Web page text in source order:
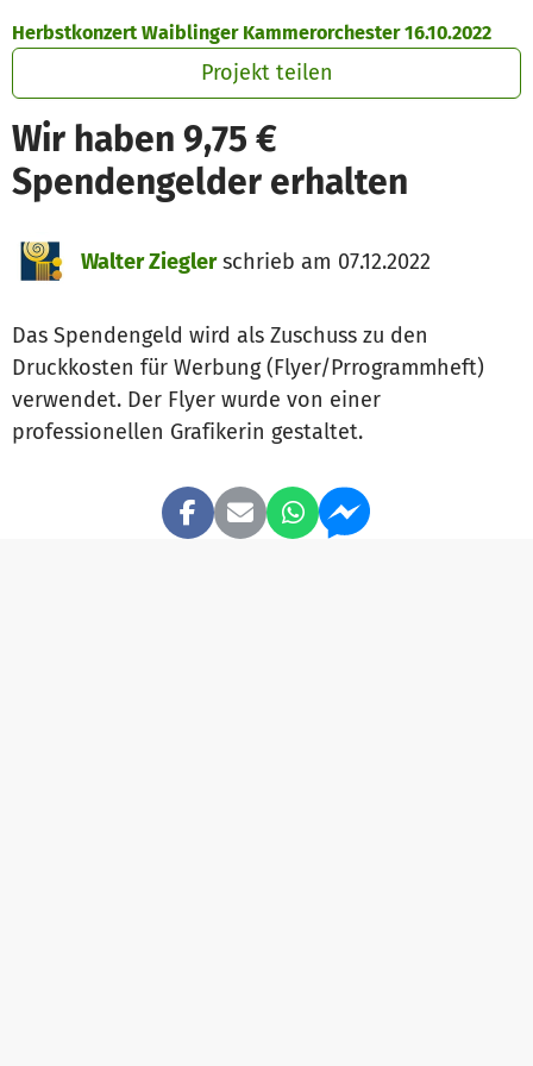
Herbstkonzert Waiblinger Kammerorchester 16.10.2022
Projekt teilen
Wir haben 9,75 €
Spendengelder erhalten
Walter Zieglerschrieb am 07.12.2022
Das Spendengeld wird als Zuschuss zu den
Druckkosten für Werbung (Flyer/Prrogrammheft)
verwendet. Der Flyer wurde von einer
professionellen Grafikerin gestaltet.